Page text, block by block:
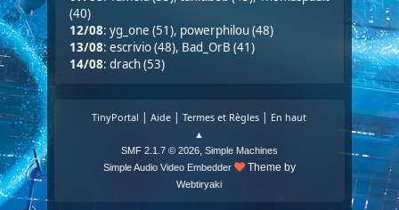
(40)
12/08: yg_one (51), powerphilou (48)
13/08: escrivio (48), Bad_OrB (41)
14/08: drach (53)
TinyPortal |Aide |Termes et Règles | En haut
▲
SMF 2.1.7 © 2026, Simple Machines
Simple Audio Video Embedder
Theme by
Webtiryaki